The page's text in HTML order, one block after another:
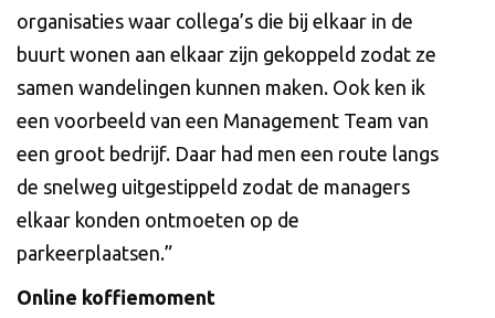
organisaties waar collega’s die bij elkaar in de
buurt wonen aan elkaar zijn gekoppeld zodat ze
samen wandelingen kunnen maken. Ook ken ik
een voorbeeld van een Management Team van
een groot bedrijf. Daar had men een route langs
de snelweg uitgestippeld zodat de managers
elkaar konden ontmoeten op de
parkeerplaatsen.”
Online koffiemoment